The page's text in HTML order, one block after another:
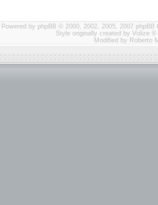
Powered by phpBB © 2000, 2002, 2005, 2007 phpBB
Style originally created by Volize ©
Modified by Roberto